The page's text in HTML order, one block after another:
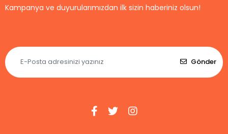
Kampanya ve duyurularımızdan ilk sizin haberiniz olsun!
Gönder